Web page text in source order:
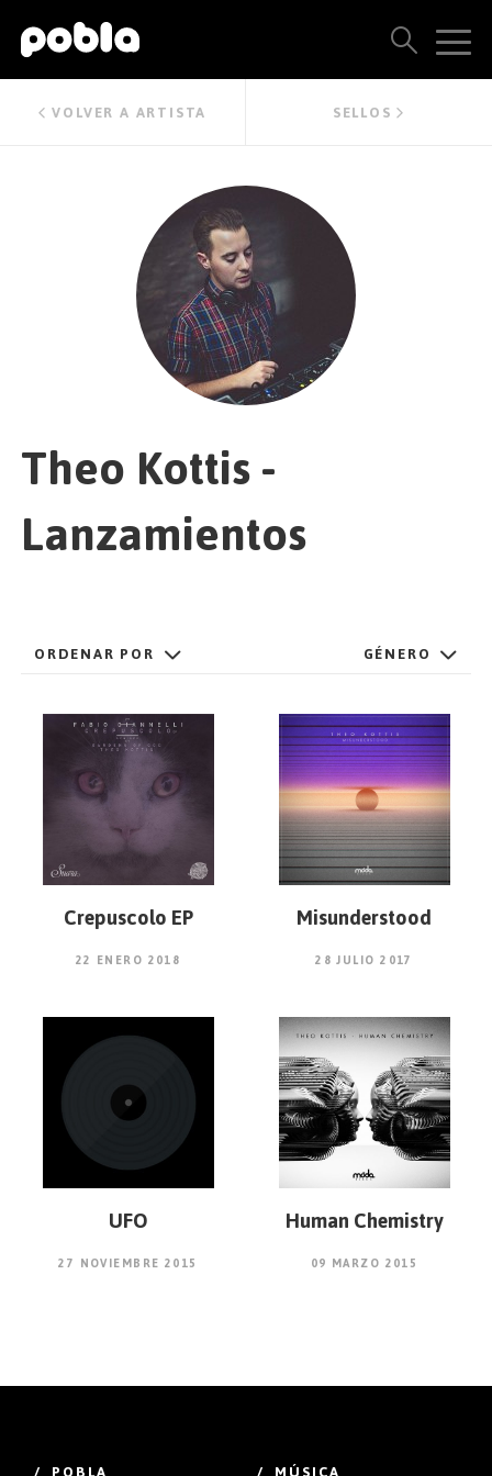
ARTISTAS, SELLOS Y LANZAMIENTOS
ESPAÑOL
VER TODOS LOS RESULTADOS
VOLVER A ARTISTA SELLOS
Theo Kottis -
Lanzamientos
GÉNERO
ORDENAR POR
Crepuscolo EP
22 ENERO 2018
Misunderstood
28 JULIO 2017
UFO
27 NOVIEMBRE 2015
Human Chemistry
09 MARZO 2015